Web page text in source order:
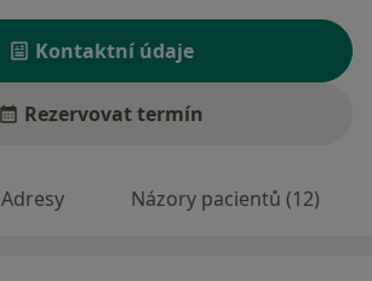
Kontaktní údaje
Rezervovat termín
Adresy Názory pacientů (12)